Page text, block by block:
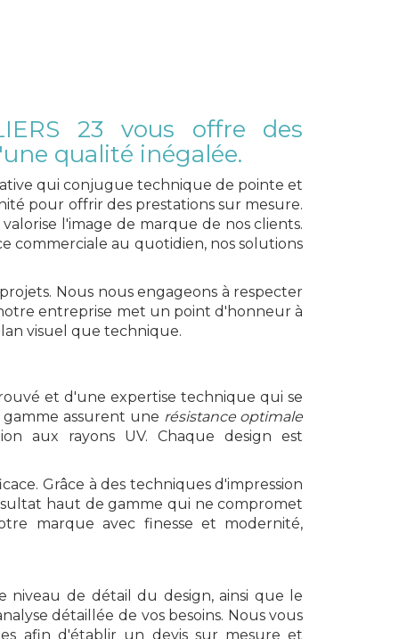
23 vous offre des
qualité inégalée.
qui conjugue technique de pointe et
pour offrir des prestations sur mesure.
l'image de marque de nos clients.
commerciale au quotidien, nos solutions
Nous nous engageons à respecter
entreprise met un point d'honneur à
visuel que technique.
et d'une expertise technique qui se
assurent une résistance optimale
aux rayons UV. Chaque design est
Grâce à des techniques d'impression
haut de gamme qui ne compromet
marque avec finesse et modernité,
de détail du design, ainsi que le
détaillée de vos besoins. Nous vous
afin d'établir un devis sur mesure et